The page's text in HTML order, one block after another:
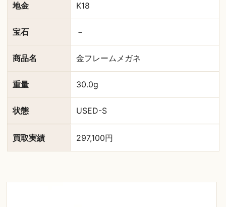
地金 K18
宝石 －
商品名 金フレームメガネ
重量 30.0g
状態 USED-S
買取実績 297,100円